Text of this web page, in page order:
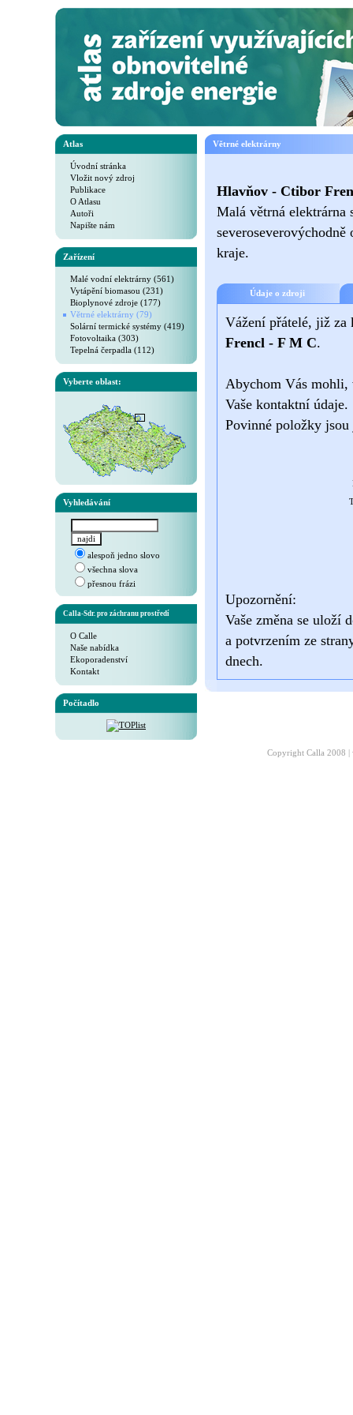
Atlas
Úvodní stránka
Vložit nový zdroj
Publikace
O Atlasu
Autoři
Napište nám
Zařízení
Malé vodní elektrárny (561)
Vytápění biomasou (231)
Bioplynové zdroje (177)
Větrné elektrárny (79)
Solární termické systémy (419)
Fotovoltaika (303)
Tepelná čerpadla (112)
Vyberte oblast:
Vyhledávání
alespoň jedno slovo
všechna slova
přesnou frázi
Calla-Sdr. pro záchranu prostředí
O Calle
Naše nabídka
Ekoporadenství
Kontakt
Počítadlo
Větrné elektrárny
Hlavňov - Ctibor
Malá větrná elektrárna
kraje.
Údaje o zdroji
Vážení přátelé, již
Frencl - F M C.
Abychom Vás mohli,
Vaše kontaktní údaje.
Povinné položky
Upozornění:
Vaše změna se uloží
a potvrzením ze
dnech.
Copyright Calla 2008 |